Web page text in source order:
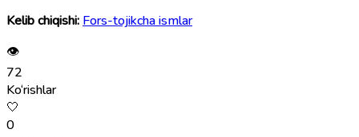
Kelib chiqishi: Fors-tojikcha ismlar
👁
72
Ko‘rishlar
🤍
0